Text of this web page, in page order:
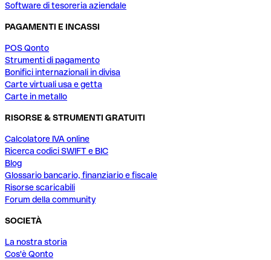
Software di tesoreria aziendale
PAGAMENTI E INCASSI
POS Qonto
Strumenti di pagamento
Bonifici internazionali in divisa
Carte virtuali usa e getta
Carte in metallo
RISORSE & STRUMENTI GRATUITI
Calcolatore IVA online
Ricerca codici SWIFT e BIC
Blog
Glossario bancario, finanziario e fiscale
Risorse scaricabili
Forum della community
SOCIETÀ
La nostra storia
Cos'è Qonto